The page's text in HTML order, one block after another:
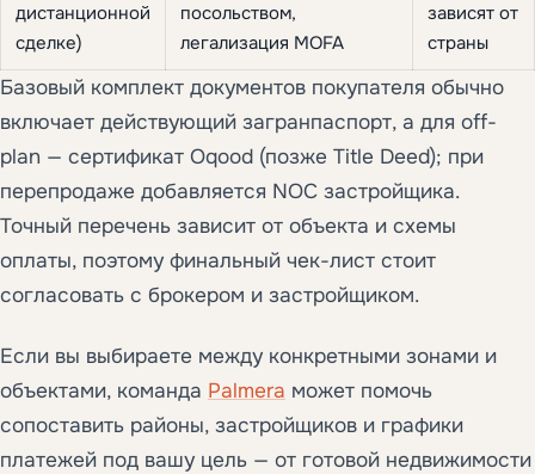
дистанционной
сделке)
посольством,
легализация MOFA
зависят от
страны
Базовый комплект документов покупателя обычно
включает действующий загранпаспорт, а для off-
plan — сертификат Oqood (позже Title Deed); при
перепродаже добавляется NOC застройщика.
Точный перечень зависит от объекта и схемы
оплаты, поэтому финальный чек-лист стоит
согласовать с брокером и застройщиком.
Если вы выбираете между конкретными зонами и
объектами, команда Palmera может помочь
сопоставить районы, застройщиков и графики
платежей под вашу цель — от готовой недвижимости